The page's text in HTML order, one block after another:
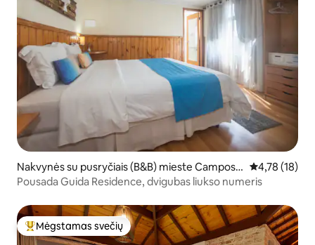
Nakvynės su pusryčiais (B&B) mieste Campos d
o Jordão
Vidutinis
4,78 (18)
Pousada Guida Residence, dvigubas liukso numeris
Svečių mėgstamiausias
Mėgstamas svečių